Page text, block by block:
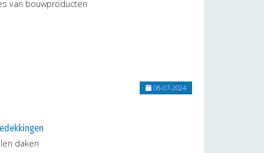
van bouwproducten
08-07-2024
daken